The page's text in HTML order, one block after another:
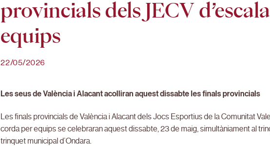
provincials dels JECV
equips
22/05/2026
Les seus de València i Alacant acolliran aquest dissabte les finals provincials
Les finals provincials de València i Alacant dels Jocs Esportius de la Comunitat
corda per equips se celebraran aquest dissabte, 23 de maig, simultàniament al
trinquet municipal d’Ondara.